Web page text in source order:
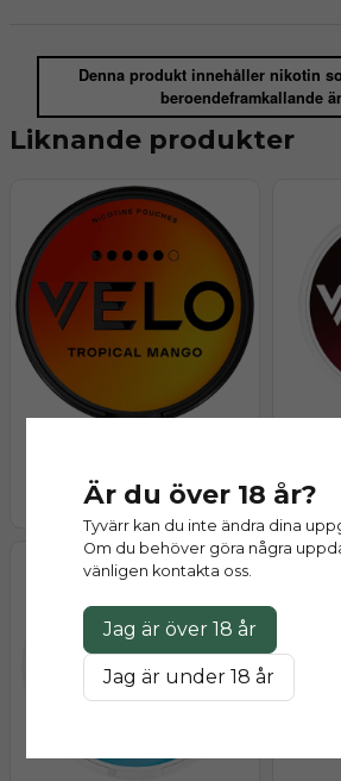
Denna produkt innehåller nikotin
beroendeframkallande
Liknande produkter
Finns i lager
Är du över 18 år?
Tyvärr kan du inte ändra dina
Om du behöver göra några
vänligen kontakta oss.
Jag är över 18 år
Jag är under 18 år